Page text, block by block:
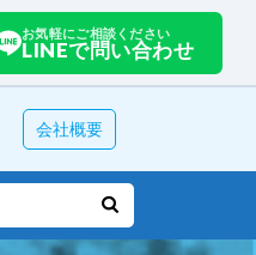
お気軽にご相談ください
LINEで問い合わせ
会社概要